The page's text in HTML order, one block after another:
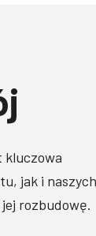
kluczowa
jak i naszych
rozbudowę.